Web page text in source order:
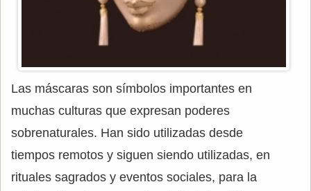
Las máscaras son símbolos importantes en
muchas culturas que expresan poderes
sobrenaturales. Han sido utilizadas desde
tiempos remotos y siguen siendo utilizadas, en
rituales sagrados y eventos sociales, para la